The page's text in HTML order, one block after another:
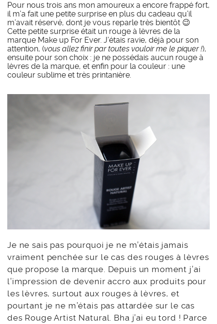
Pour nous trois ans mon amoureux a encore frappé fort,
il m’a fait une petite surprise en plus du cadeau qu’il
m’avait réservé, dont je vous reparle très bientôt 😉
Cette petite surprise était un rouge à lèvres de la
marque Make up For Ever. J’étais ravie, déjà pour son
attention, (vous allez finir par toutes vouloir me le piquer !),
ensuite pour son choix : je ne possédais aucun rouge à
lèvres de la marque, et enfin pour la couleur : une
couleur sublime et très printanière.
Je ne sais pas pourquoi je ne m’étais jamais
vraiment penchée sur le cas des rouges à lèvres
que propose la marque. Depuis un moment j’ai
l’impression de devenir accro aux produits pour
les lèvres, surtout aux rouges à lèvres, et
pourtant je ne m’étais pas attardée sur le cas
des Rouge Artist Natural. Bha j’ai eu tord ! Parce